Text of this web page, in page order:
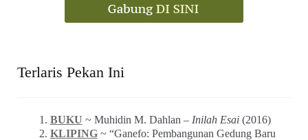
Terlaris Pekan Ini
BUKU ~ Muhidin M. Dahlan – Inilah Esai(2016)
KLIPING~ “Ganefo: Pembangunan Gedung Baru